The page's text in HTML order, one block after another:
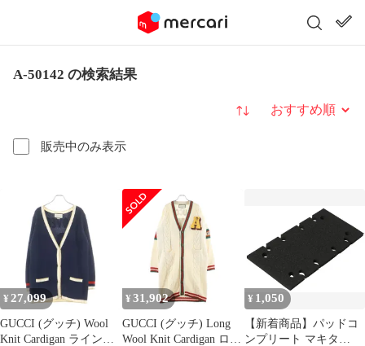
A-50142 の検索結果
販売中のみ表示
並び替え
¥ 27,099
GUCCI (グッチ) Wool
Knit Cardigan ラインス
¥ 31,902
GUCCI (グッチ) Long
Wool Knit Cardigan ロゴ
¥ 1,050
【新着商品】パッドコ
ンプリート マキタ